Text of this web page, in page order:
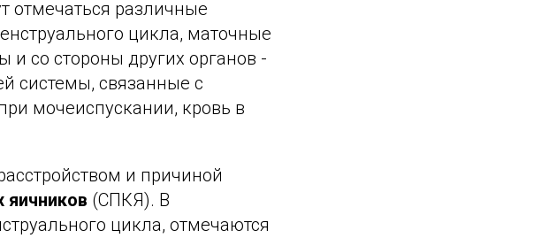
отмечаться различные
цикла, маточные
со стороны других органов -
системы, связанные с
мочеиспускании, кровь в
и причиной
яичников (СПКЯ). В
цикла, отмечаются